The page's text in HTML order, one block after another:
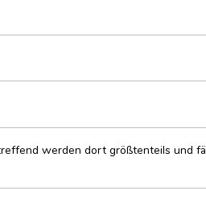
werden dort größtenteils und